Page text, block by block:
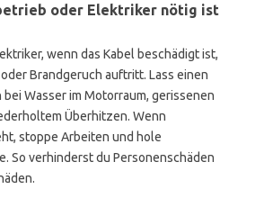
oder Elektriker nötig ist
wenn das Kabel beschädigt ist,
Brandgeruch auftritt. Lass einen
Wasser im Motorraum, gerissenen
Überhitzen. Wenn
stoppe Arbeiten und hole
So verhinderst du Personenschäden